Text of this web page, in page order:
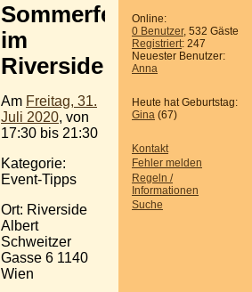
Online:
0 Benutzer, 532 Gäste
Registriert: 247
Neuester Benutzer:
Anna
Heute hat Geburtstag:
Gina (67)
Kontakt
Fehler melden
Regeln /
Informationen
Suche
Sommerfest
im
Riverside
Am Freitag, 31.
Juli 2020, von
17:30 bis 21:30
Kategorie:
Event-Tipps
Ort: Riverside
Albert
Schweitzer
Gasse 6 1140
Wien